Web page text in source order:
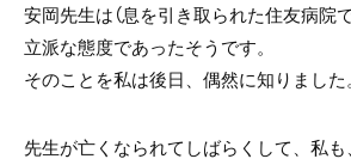
安岡先生は（息を引き取られた住友病院
立派な態度であったそうです。
そのことを私は後日、偶然に知りました。
先生が亡くなられてしばらくして、私も